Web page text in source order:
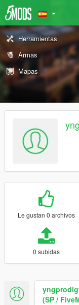
Herramientas
Armas
Mapas
Le gustan 0 archivos
0 subidas
(SP /